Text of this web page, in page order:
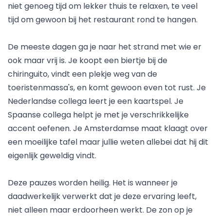
niet genoeg tijd om lekker thuis te relaxen, te veel
tijd om gewoon bij het restaurant rond te hangen.
De meeste dagen ga je naar het strand met wie er
ook maar vrij is. Je koopt een biertje bij de
chiringuito, vindt een plekje weg van de
toeristenmassa's, en komt gewoon even tot rust. Je
Nederlandse collega leert je een kaartspel. Je
Spaanse collega helpt je met je verschrikkelijke
accent oefenen. Je Amsterdamse maat klaagt over
een moeilijke tafel maar jullie weten allebei dat hij dit
eigenlijk geweldig vindt.
Deze pauzes worden heilig. Het is wanneer je
daadwerkelijk verwerkt dat je deze ervaring leeft,
niet alleen maar erdoorheen werkt. De zon op je